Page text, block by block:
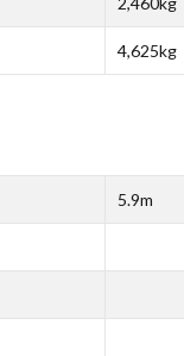
4,625kg
5.9m